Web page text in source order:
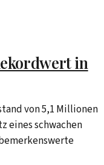
in
von 5,1 Millionen
eines schwachen